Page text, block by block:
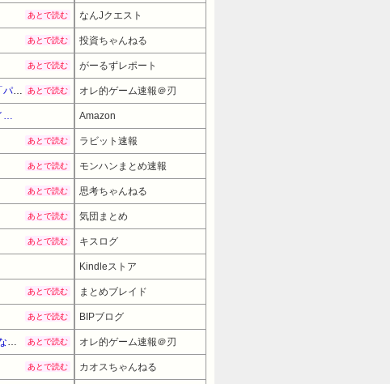
あとで読む なんJクエスト
あとで読む 投資ちゃんねる
あとで読む がーるずレポート
「ソウルライクの恋愛ゲーム作りました！フリーゲームです」→女の子と会話して「弱攻撃」「強攻撃」「パリィ」「ローリング」を選ぶガチでダークソウルなんだがｗｗｗｗｗ あとで読む オレ的ゲーム速報＠刃
【Amazonデバイスサマーセール】【18%OFF！】 Amazon Kindle Paperwhite (16GB) 7インチディスプレイ、色調調節ライト、12週間持続バッテリー、広告なし、ブラック Amazon
あとで読む ラビット速報
あとで読む モンハンまとめ速報
あとで読む 思考ちゃんねる
あとで読む 気団まとめ
あとで読む キスログ
Kindleストア
あとで読む まとめブレイド
あとで読む BIPブログ
数年前に「ひき肉です！」で一世を風靡した人気YouTuber『ちょんまげ小僧』さん、とんでもないことになっていた あとで読む オレ的ゲーム速報＠刃
あとで読む カオスちゃんねる